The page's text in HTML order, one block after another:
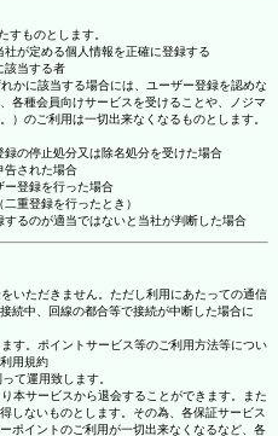
すものとします。
が定める個人情報を正確に登録する
該当する者
かに該当する場合には、ユーザー登録を認めな
各種会員向けサービスを受けることや、ノジマ
）のご利用は一切出来なくなるものとします。
の停止処分又は除名処分を受けた場合
告された場合
ー登録を行った場合
重登録を行ったとき）
るのが適当ではないと当社が判断した場合
いただきません。ただし利用にあたっての通信
続中、回線の都合等で接続が中断した場合に
す。ポイントサービス等のご利用方法等につい
用規約
て運用致します。
本サービスから退会することができます。また
しないものとします。その為、各保証サービス
ポイントのご利用が一切出来なくなるなど、各